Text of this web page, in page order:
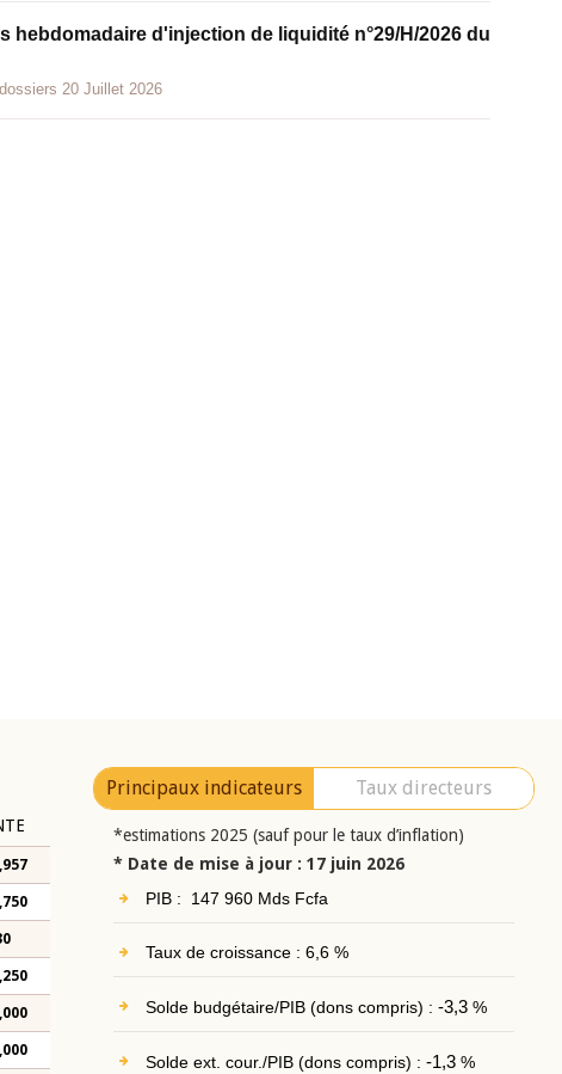
hebdomadaire d'injection de liquidité n°29/H/2026 du
20 Juillet 2026
Principaux indicateurs Taux directeurs
*estimations 2025 (sauf pour le taux d’inflation)
* Date de mise à jour : 17 juin 2026
PIB : 147 960 Mds Fcfa
Taux de croissance : 6,6 %
Solde budgétaire/PIB (dons compris) : -3,3%
Solde ext. cour./PIB (dons compris) : -1,3%